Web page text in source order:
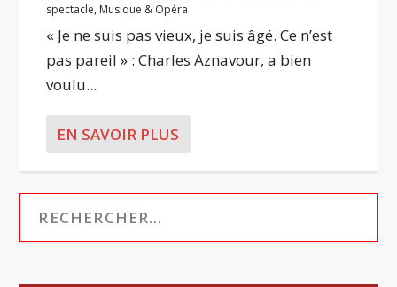
spectacle, Musique & Opéra
« Je ne suis pas vieux, je suis âgé. Ce n’est
pas pareil » : Charles Aznavour, a bien
voulu...
EN SAVOIR PLUS